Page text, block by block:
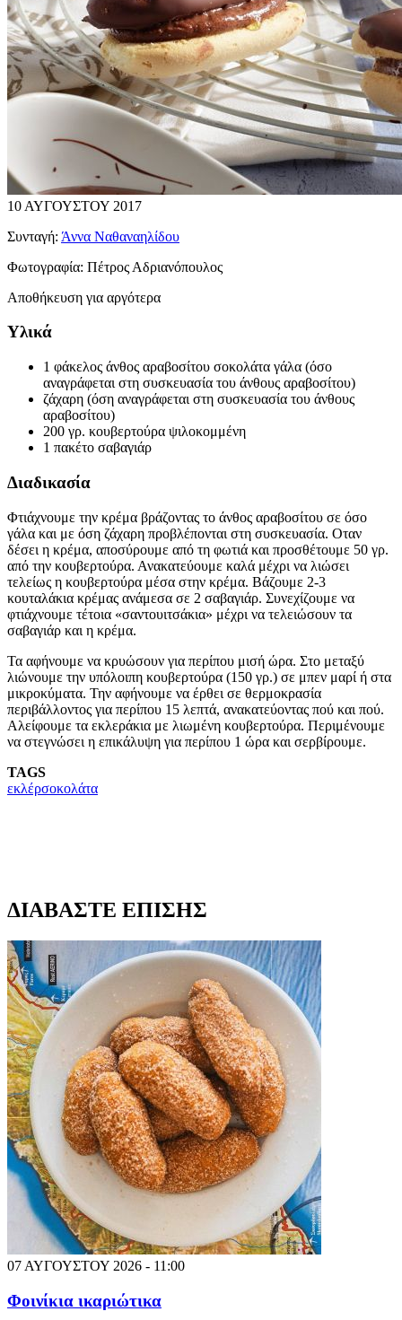
10 ΑΥΓΟΥΣΤΟΥ 2017
Συνταγή: Άννα Ναθαναηλίδου
Φωτογραφία: Πέτρος Αδριανόπουλος
Αποθήκευση για αργότερα
Υλικά
1 φάκελος άνθος αραβοσίτου σοκολάτα γάλα (όσο
αναγράφεται στη συσκευασία του άνθους αραβοσίτου)
ζάχαρη (όση αναγράφεται στη συσκευασία του άνθους
αραβοσίτου)
200 γρ. κουβερτούρα ψιλοκομμένη
1 πακέτο σαβαγιάρ
Διαδικασία
Φτιάχνουμε την κρέμα βράζοντας το άνθος αραβοσίτου σε όσο
γάλα και με όση ζάχαρη προβλέπονται στη συσκευασία. Οταν
δέσει η κρέμα, αποσύρουμε από τη φωτιά και προσθέτουμε 50 γρ.
από την κουβερτούρα. Ανακατεύουμε καλά μέχρι να λιώσει
τελείως η κουβερτούρα μέσα στην κρέμα. Βάζουμε 2-3
κουταλάκια κρέμας ανάμεσα σε 2 σαβαγιάρ. Συνεχίζουμε να
φτιάχνουμε τέτοια «σαντουιτσάκια» μέχρι να τελειώσουν τα
σαβαγιάρ και η κρέμα.
Τα αφήνουμε να κρυώσουν για περίπου μισή ώρα. Στο μεταξύ
λιώνουμε την υπόλοιπη κουβερτούρα (150 γρ.) σε μπεν μαρί ή στα
μικροκύματα. Την αφήνουμε να έρθει σε θερμοκρασία
περιβάλλοντος για περίπου 15 λεπτά, ανακατεύοντας πού και πού.
Αλείφουμε τα εκλεράκια με λιωμένη κουβερτούρα. Περιμένουμε
να στεγνώσει η επικάλυψη για περίπου 1 ώρα και σερβίρουμε.
TAGS
εκλέρσοκολάτα
ΔΙΑΒΑΣΤΕ ΕΠΙΣΗΣ
07 ΑΥΓΟΥΣΤΟΥ 2026 - 11:00
Φοινίκια ικαριώτικα